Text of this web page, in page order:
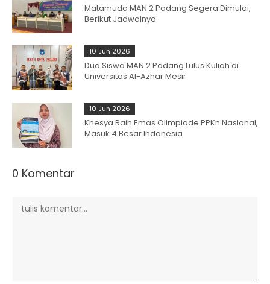
Matamuda MAN 2 Padang Segera Dimulai,
Berikut Jadwalnya
10 Jun 2026
Dua Siswa MAN 2 Padang Lulus Kuliah di
Universitas Al-Azhar Mesir
10 Jun 2026
Khesya Raih Emas Olimpiade PPKn Nasional,
Masuk 4 Besar Indonesia
0 Komentar